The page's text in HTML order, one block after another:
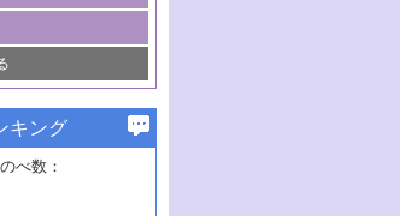
成と応用における研
会（2025年）
らのお知らせ
会（2023年）
ネルギー変換反応
環のための触媒・機
発信企画～とびたて
ち～（1）
ち～（2）
・ユースを志向した
いた触媒の新展開
用いた触媒開発
トラルに向けた電解
会（2021年・オン
み）
に資するクリーンな
媒化学
水分解の最新の研究
ロセスを支えるマイ
サプライチェーンに
に関する最近の研究
品製造のための触媒
の研究動向
有用化学品合成
スター触媒の最前線
イト合成技術
における電気化学的
触媒
の開発と触媒反応プ
高分子を生み出す触
成品製造に向けた触
かわる触媒技術の新
キング
べ数：